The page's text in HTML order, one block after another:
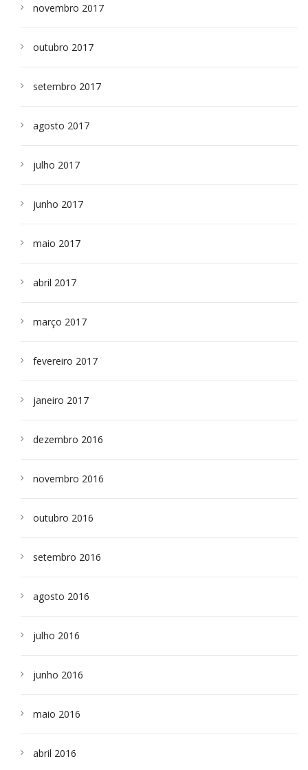
novembro 2017
outubro 2017
setembro 2017
agosto 2017
julho 2017
junho 2017
maio 2017
abril 2017
março 2017
fevereiro 2017
janeiro 2017
dezembro 2016
novembro 2016
outubro 2016
setembro 2016
agosto 2016
julho 2016
junho 2016
maio 2016
abril 2016